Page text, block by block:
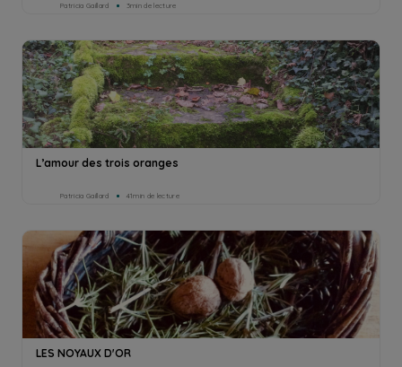
Patricia Gaillard 3min de lecture
L’amour des trois oranges
Patricia Gaillard 41min de lecture
LES NOYAUX D'OR